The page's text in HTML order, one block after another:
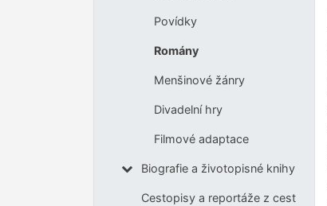
Povídky
Romány
Menšinové žánry
Divadelní hry
Filmové adaptace
Biografie a životopisné knihy
Cestopisy a reportáže z cest